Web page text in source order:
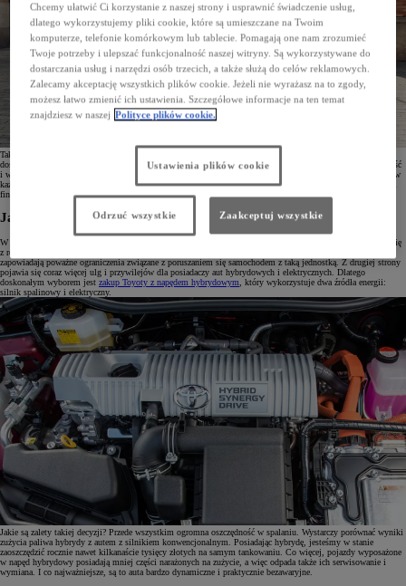
Tak mocna pozycja marki to efekt wielu czynników, wśród których można na pewno wyróżnić popularność
doskonałego napędu hybrydowego (aż 82% klientów wybiera podwójne źródło napędu), wysoką niezawodność
i wartość rezydualną,
zaawansowane systemy bezpieczeństwa Toyota T-Mate,
w tym dostępny w standardzie w
każdym modelu pakiet Toyota Safety Sense, wsparcie najlepszego serwisu w Polsce czy kompleksowe usługi
finansowe dopasowane do potrzeb.
Jaki napęd będzie dla mnie najlepszy?
W obecnych czasach wybór odpowiedniego napędu staje się sprawą priorytetową. W wyniku zaostrzających się
z roku na rok norm emisji spalin silniki Diesla odchodzą w zapomnienie. Kolejne miasta europejskie
zapowiadają poważne ograniczenia związane z poruszaniem się samochodem z taką jednostką. Z drugiej strony
pojawia się coraz więcej ulg i przywilejów dla posiadaczy aut hybrydowych i elektrycznych. Dlatego
doskonałym wyborem jest zakup Toyoty z napędem hybrydowym , który wykorzystuje dwa źródła energii:
silnik spalinowy i elektryczny.
Jakie są zalety takiej decyzji? Przede wszystkim ogromna oszczędność w spalaniu. Wystarczy porównać wyniki
zużycia paliwa hybrydy z autem z silnikiem konwencjonalnym. Posiadając hybrydę, jesteśmy w stanie
zaoszczędzić rocznie nawet kilkanaście tysięcy złotych na samym tankowaniu. Co więcej, pojazdy wyposażone
w napęd hybrydowy posiadają mniej części narażonych na zużycie, a więc odpada także ich serwisowanie i
wymiana. I co najważniejsze, są to auta bardzo dynamiczne i praktycznie bezawaryjne.
Chcemy ułatwić Ci korzystanie z naszej strony i usprawnić świadczenie usług,
dlatego wykorzystujemy pliki cookie, które są umieszczane na Twoim
komputerze, telefonie komórkowym lub tablecie. Pomagają one nam zrozumieć
Twoje potrzeby i ulepszać funkcjonalność naszej witryny. Są wykorzystywane do
dostarczania usług i narzędzi osób trzecich, a także służą do celów reklamowych.
Zalecamy akceptację wszystkich plików cookie. Jeżeli nie wyrażasz na to zgody,
możesz łatwo zmienić ich ustawienia. Szczegółowe informacje na ten temat
znajdziesz w naszej Polityce plików cookie.
Ustawienia plików cookie
Odrzuć wszystkie Zaakceptuj wszystkie